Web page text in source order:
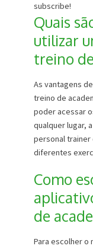
subscribe!
Quais
utilizar
treino
As vantagens
treino de
poder acessar
qualquer lugar,
personal
diferentes
Como
de
Para escolher o